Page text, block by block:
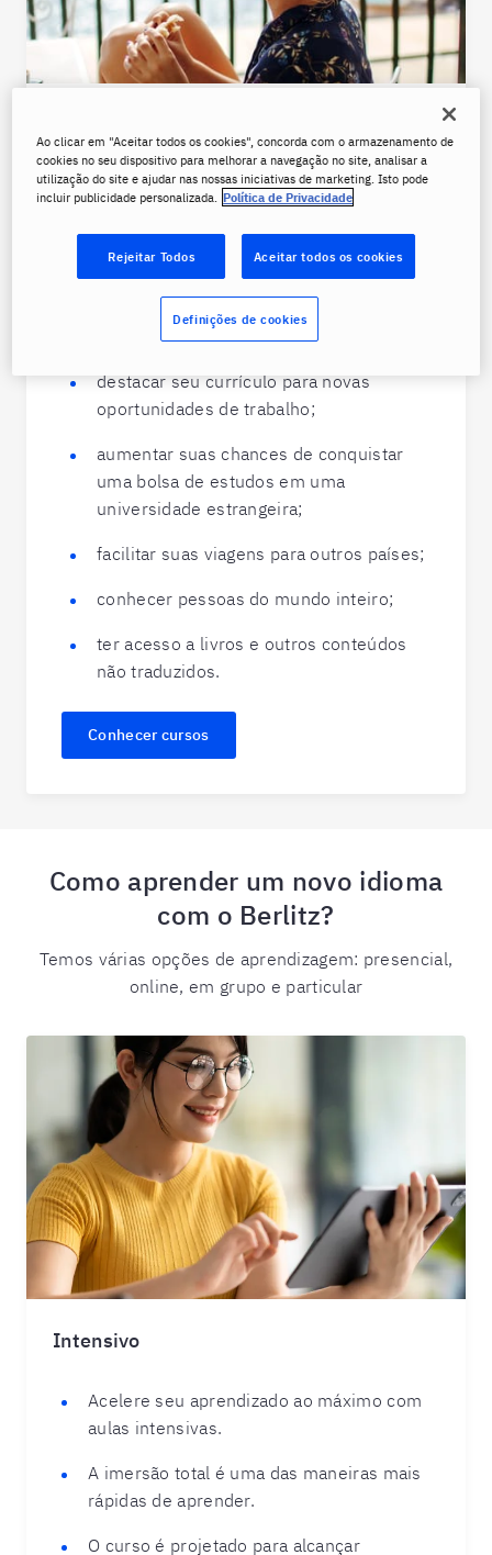
Por que um curso de italiano
é importante?
Você sabe por que as aulas de italiano ainda
são tão importantes? Ser bilíngue com a
língua italiana torna você um cidadão do
mundo, preparado para lidar com qualquer
situação no seu país ou no exterior, além de:
destacar seu currículo para novas
oportunidades de trabalho;
aumentar suas chances de conquistar
uma bolsa de estudos em uma
universidade estrangeira;
facilitar suas viagens para outros países;
conhecer pessoas do mundo inteiro;
ter acesso a livros e outros conteúdos
não traduzidos.
Conhecer cursos
Como aprender um novo idioma
com o Berlitz?
Temos várias opções de aprendizagem: presencial,
online, em grupo e particular
Intensivo
Acelere seu aprendizado ao máximo com
aulas intensivas.
A imersão total é uma das maneiras mais
rápidas de aprender.
O curso é projetado para alcançar
Ao clicar em "Aceitar todos os cookies", concorda com o armazenamento de
cookies no seu dispositivo para melhorar a navegação no site, analisar a
utilização do site e ajudar nas nossas iniciativas de marketing. Isto pode
incluir publicidade personalizada.
Política de Privacidade
Rejeitar Todos Aceitar todos os cookies
Definições de cookies